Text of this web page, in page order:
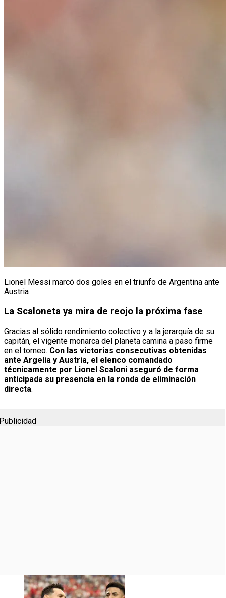
Lionel Messi marcó dos goles en el triunfo de Argentina ante
Austria
La Scaloneta ya mira de reojo la próxima fase
Gracias al sólido rendimiento colectivo y a la jerarquía de su
capitán, el vigente monarca del planeta camina a paso firme
en el torneo. Con las victorias consecutivas obtenidas
ante Argelia y Austria, el elenco comandado
técnicamente por Lionel Scaloni aseguró de forma
anticipada su presencia en la ronda de eliminación
directa.